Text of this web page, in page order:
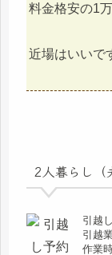
料金格安の1万
近場はいいで
2人暮らし（
引越
引越
作業